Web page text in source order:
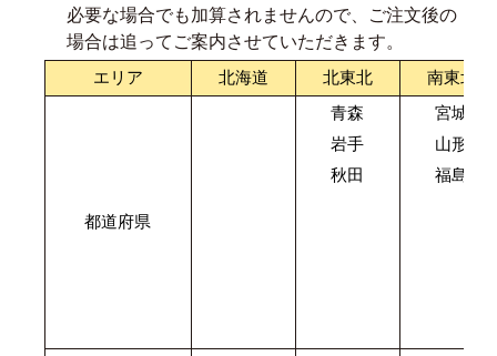
必要な場合でも加算されませんので、ご注文後の
場合は追ってご案内させていただきます。
エリア 北海道 北東北 南東北
都道府県
青森
岩手
秋田
宮城
山形
福島